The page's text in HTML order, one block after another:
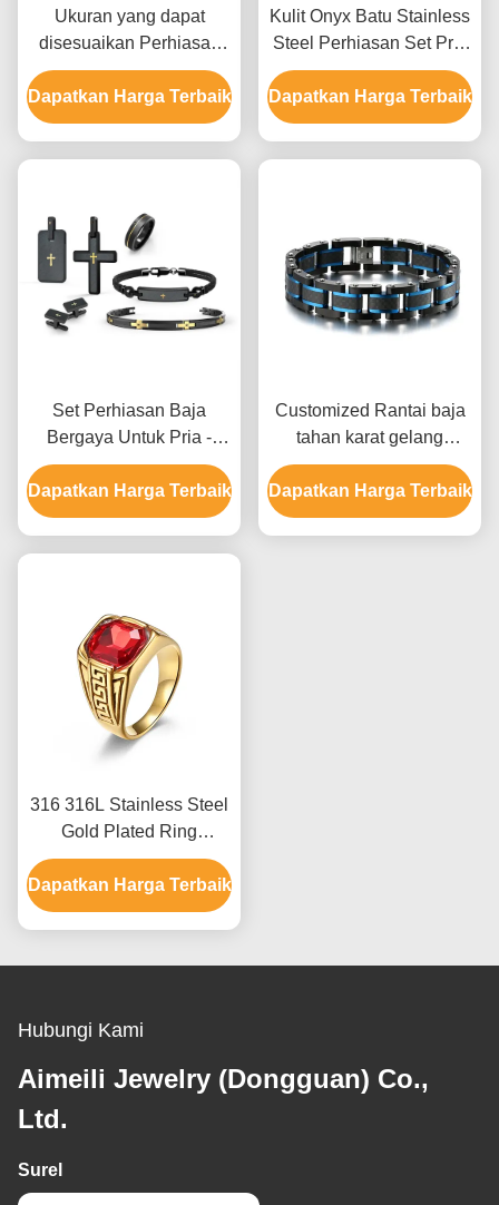
Ukuran yang dapat
disesuaikan Perhiasan
stainless steel set untuk
pria dengan beberapa
permukaan akhir dan
Dapatkan Harga Terbaik
Kulit Onyx Batu Stainless
Steel Perhiasan Set Pria
Kalung Earrings Dan Set
Cincin
Dapatkan Harga Terbaik
Set Perhiasan Baja
Bergaya Untuk Pria -
Cincin Perkawinan dan
Gelang dengan Kemasan
Khusus
Dapatkan Harga Terbaik
Customized Rantai baja
tahan karat gelang
Perhiasan Pria Carbon
Fiber gelang
Dapatkan Harga Terbaik
316 316L Stainless Steel
Gold Plated Ring
Perhiasan Untuk Pria
Dengan Batu Kristal
Ruby
Dapatkan Harga Terbaik
Hubungi Kami
Aimeili Jewelry (Dongguan) Co.,
Ltd.
Surel